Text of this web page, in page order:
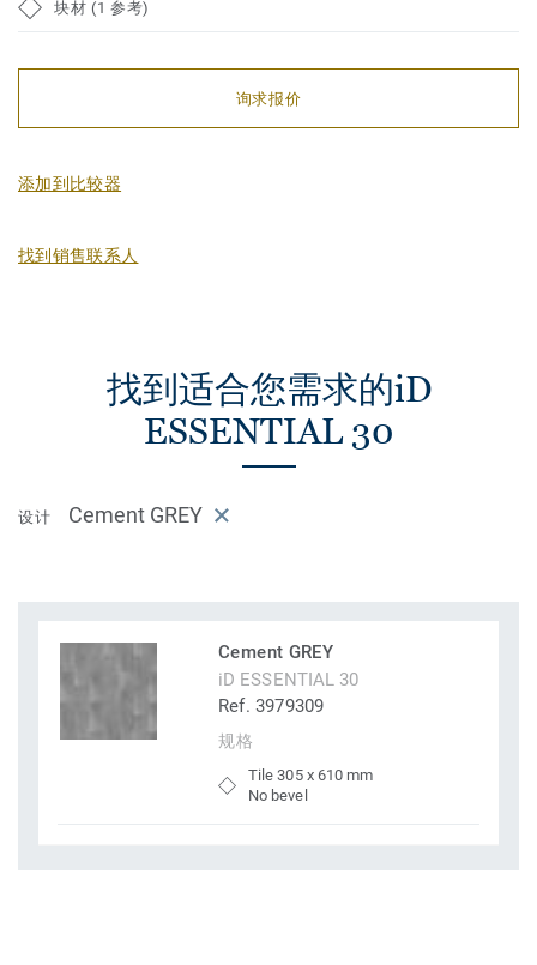
块材 (1 参考)
询求报价
添加到比较器
找到销售联系人
找到适合您需求的iD
ESSENTIAL 30
设计 Cement GREY
Cement GREY
iD ESSENTIAL 30
Ref. 3979309
规格
Tile 305 x 610 mm
No bevel